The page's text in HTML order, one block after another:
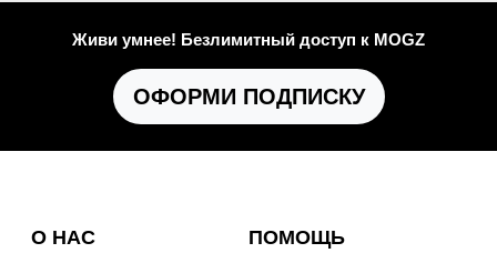
Живи умнее! Безлимитный доступ к MOGZ
ОФОРМИ ПОДПИСКУ
О НАС ПОМОЩЬ